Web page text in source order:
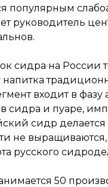
популярным
руководитель
сидра на России
входит в фазу
сидра и пуаре,
сидр
не выращиваются,
русского
50